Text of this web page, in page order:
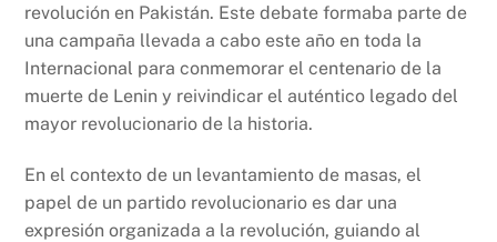
revolución en Pakistán. Este debate formaba parte de
una campaña llevada a cabo este año en toda la
Internacional para conmemorar el centenario de la
muerte de Lenin y reivindicar el auténtico legado del
mayor revolucionario de la historia.
En el contexto de un levantamiento de masas, el
papel de un partido revolucionario es dar una
expresión organizada a la revolución, guiando al